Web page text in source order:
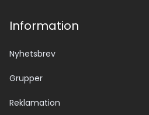
Information
Nyhetsbrev
Grupper
Reklamation